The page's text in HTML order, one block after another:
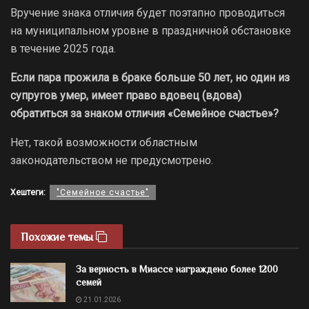
Вручение знака отличия будет поэтапно проводиться
на муниципальном уровне в праздничной обстановке
в течение 2025 года.
Если пара прожила в браке больше 50 лет, но один из
супругов умер, имеет право вдовец (вдова)
обратиться за знаком отличия «Семейное счастье»?
Нет, такой возможности областным
законодательством не предусмотрено.
Хештеги: "Семейное счастье"
Похожие темы
За верность в Миассе награждено более 1200
семей
21.01.2026